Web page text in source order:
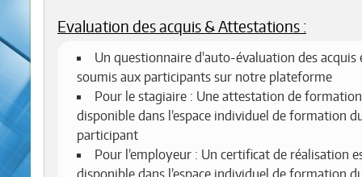
Evaluation des acquis & Attestations :
Un questionnaire d'auto-évaluation des acquis
soumis aux participants sur notre plateforme
Pour le stagiaire : Une attestation de
disponible dans l’espace individuel de formation
participant
Pour l’employeur : Un certificat de réalisation